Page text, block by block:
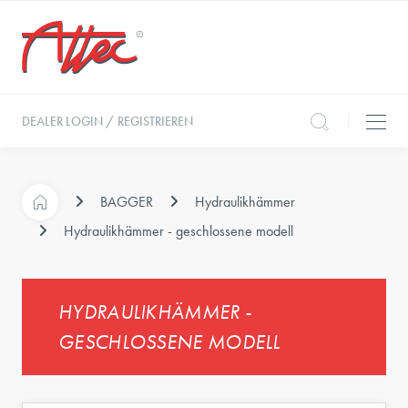
DEALER LOGIN / REGISTRIEREN
BAGGER
Hydraulikhämmer
Hydraulikhämmer - geschlossene modell
HYDRAULIKHÄMMER -
GESCHLOSSENE MODELL